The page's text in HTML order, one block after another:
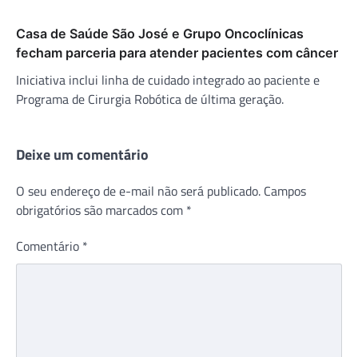
Casa de Saúde São José e Grupo Oncoclínicas
fecham parceria para atender pacientes com câncer
Iniciativa inclui linha de cuidado integrado ao paciente e
Programa de Cirurgia Robótica de última geração.
Deixe um comentário
O seu endereço de e-mail não será publicado. Campos
obrigatórios são marcados com *
Comentário *